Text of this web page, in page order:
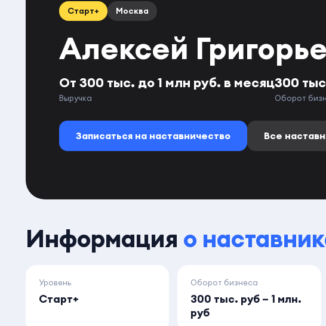
Старт+ Москва
Алексей
От 300 тыс. до 1 млн руб. в месяц
Выручка
300
Оборот
Записаться на наставничество Все
Информация о
Уровень
Старт+
Оборот бизнеса
300 тыс. руб – 1 млн.
руб